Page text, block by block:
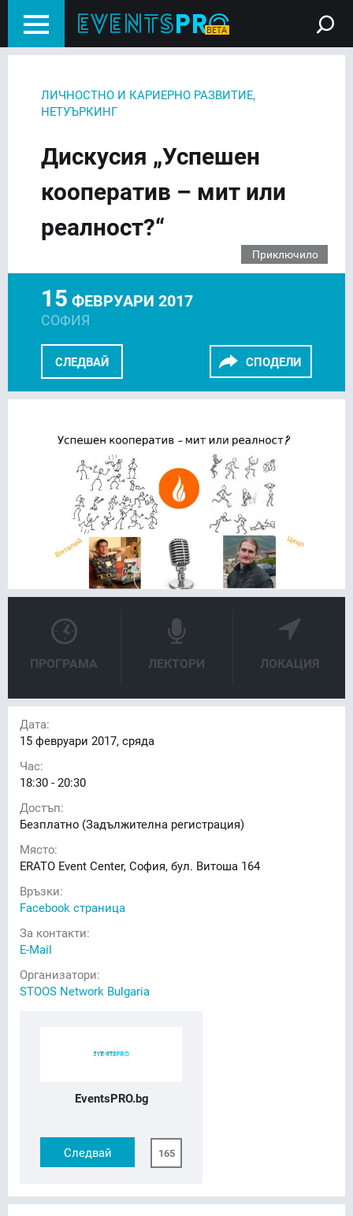
ЛИЧНОСТНО И КАРИЕРНО РАЗВИТИЕ,
НЕТУЪРКИНГ
Дискусия „Успешен
кооператив – мит или
реалност?“
Приключило
СЛЕДВАЙ СПОДЕЛИ
15 ФЕВРУАРИ 2017
СОФИЯ
ПРОГРАМА ЛЕКТОРИ ЛОКАЦИЯ
Дата:
15 февруари 2017, сряда
Час:
18:30 - 20:30
Достъп:
Безплатно (Задължителна регистрация)
Място:
ERATO Еvent Center, София, бул. Витоша 164
Връзки:
Facebook страница
За контакти:
E-Mail
Организатори:
STOOS Network Bulgaria
EventsPRO.bg
Следвай 165